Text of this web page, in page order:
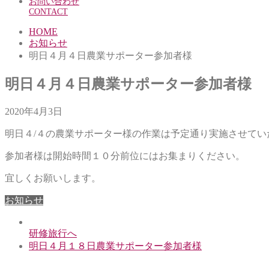
CONTACT
HOME
お知らせ
明日４月４日農業サポーター参加者様
明日４月４日農業サポーター参加者様
2020年4月3日
明日４/４の農業サポーター様の作業は予定通り実施させてい
参加者様は開始時間１０分前位にはお集まりください。
宜しくお願いします。
お知らせ
研修旅行へ
明日４月１８日農業サポーター参加者様